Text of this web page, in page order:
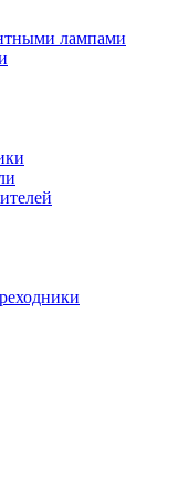
лампами